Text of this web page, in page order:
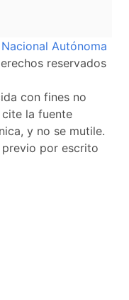
Autónoma
reservados
con fines no
la fuente
y no se mutile.
por escrito